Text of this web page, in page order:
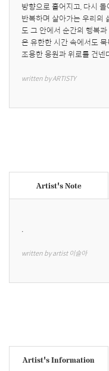
방향으로 흩어지고, 다시
반복하며 살아가는 우리의
도 그 안에서 순간의 행복
은 유한한 시간 속에서도
조용한 응원과 위로를 건넨
written by ARTISTY
Artist's Note
.
written by artist 이슬아
Artist's Information